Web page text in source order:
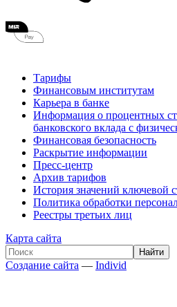
Тарифы
Финансовым институтам
Карьера в банке
Информация о процентных
банковского вклада с
Финансовая безопасность
Раскрытие информации
Пресс-центр
Архив тарифов
История значений ключевой
Политика обработки
Реестры третьих лиц
Карта сайта
Создание сайта — Individ